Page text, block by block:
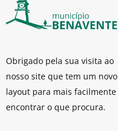
Obrigado pela sua visita ao
nosso site que tem um novo
layout para mais facilmente
encontrar o que procura.